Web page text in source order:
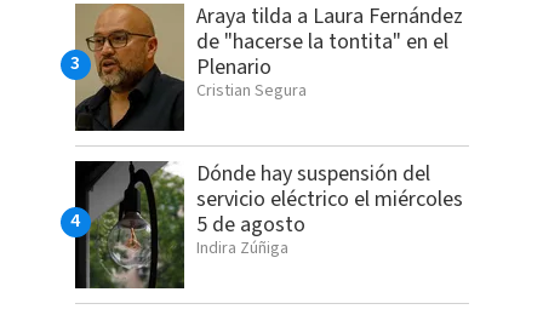
Araya tilda a Laura Fernández
de "hacerse la tontita" en el
Plenario
Cristian Segura
Dónde hay suspensión del
servicio eléctrico el miércoles
5 de agosto
Indira Zúñiga